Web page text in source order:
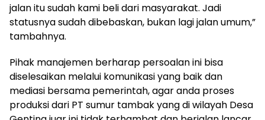
jalan itu sudah kami beli dari masyarakat. Jadi
statusnya sudah dibebaskan, bukan lagi jalan umum,”
tambahnya.
Pihak manajemen berharap persoalan ini bisa
diselesaikan melalui komunikasi yang baik dan
mediasi bersama pemerintah, agar anda proses
produksi dari PT sumur tambak yang di wilayah Desa